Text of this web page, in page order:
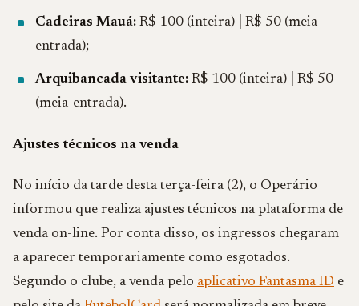
Cadeiras Mauá: R$ 100 (inteira) | R$ 50 (meia-
entrada);
Arquibancada visitante: R$ 100 (inteira) | R$ 50
(meia-entrada).
Ajustes técnicos na venda
No início da tarde desta terça-feira (2), o Operário
informou que realiza ajustes técnicos na plataforma de
venda on-line. Por conta disso, os ingressos chegaram
a aparecer temporariamente como esgotados.
Segundo o clube, a venda pelo aplicativo Fantasma ID e